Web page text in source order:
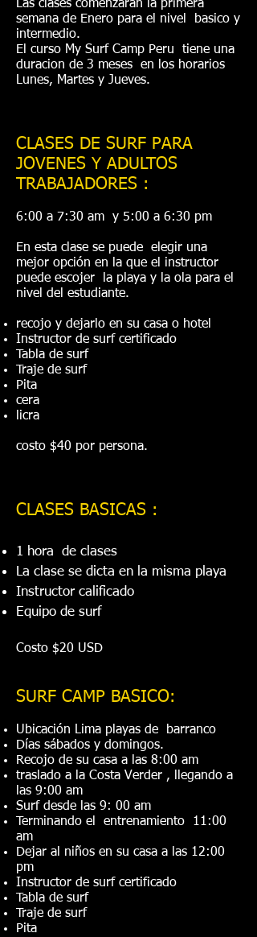
Las clases comenzaran la primera
semana de Enero para el nivel basico y
intermedio.
El curso My Surf Camp Peru tiene una
duracion de 3 meses en los horarios
Lunes, Martes y Jueves.
CLASES DE SURF PARA
JOVENES Y ADULTOS
TRABAJADORES :
6:00 a 7:30 am y 5:00 a 6:30 pm
En esta clase se puede elegir una
mejor opción en la que el instructor
puede escojer la playa y la ola para el
nivel del estudiante.
recojo y dejarlo en su casa o hotel
Instructor de surf certificado
Tabla de surf
Traje de surf
Pita
cera
licra
costo $40 por persona.
CLASES BASICAS :
1 hora de clases
La clase se dicta en la misma playa
Instructor calificado
Equipo de surf
Costo $20 USD
SURF CAMP BASICO:
Ubicación Lima playas de barranco
Días sábados y domingos.
Recojo de su casa a las 8:00 am
traslado a la Costa Verder , llegando a
las 9:00 am
Surf desde las 9: 00 am
Terminando el entrenamiento 11:00
am
Dejar al niños en su casa a las 12:00
pm
Instructor de surf certificado
Tabla de surf
Traje de surf
Pita